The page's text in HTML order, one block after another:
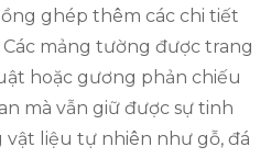
ghép thêm các chi tiết
mảng tường được trang
hoặc gương phản chiếu
mà vẫn giữ được sự tinh
liệu tự nhiên như gỗ, đá